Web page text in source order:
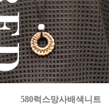
580럭스망사배색니트